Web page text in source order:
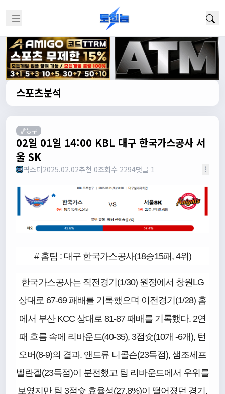
스포츠분석
🏀농구
02일 01일 14:00 KBL 대구 한국가스공사 서
울 SK
픽스터2025.02.02추천 0조회수 2294댓글 1
# 홈팀 : 대구 한국가스공사(18승15패, 4위)
한국가스공사는 직전경기(1/30) 원정에서 창원LG
상대로 67-69 패배를 기록했으며 이전경기(1/28) 홈
에서 부산 KCC 상대로 81-87 패배를 기록했다. 2연
패 흐름 속에 리바운드(40-35), 3점슛(10개 -6개), 턴
오버(8-9)의 결과. 앤드류 니콜슨(23득점), 샘조세프
벨란겔(23득점)이 분전했고 팀 리바운드에서 우위를
보였지만 팀 3점슛 효율성(27.8%)이 떨어졌던 경기.